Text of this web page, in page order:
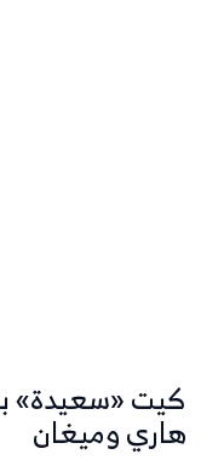
كيت «سعيدة»
هاري وميغان